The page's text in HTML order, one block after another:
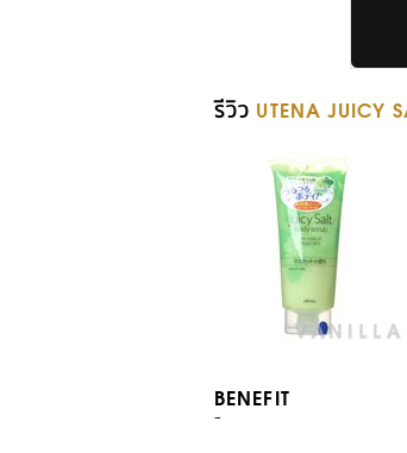
รีวิว UTENA JUICY
BENEFIT
-